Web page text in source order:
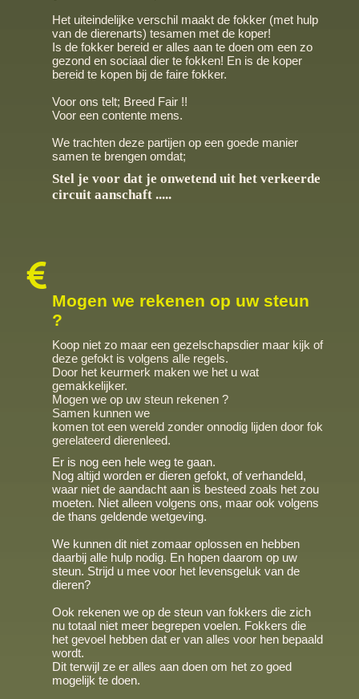
Het uiteindelijke verschil maakt de fokker (met hulp
van de dierenarts) tesamen met de koper!
Is de fokker bereid er alles aan te doen om een zo
gezond en sociaal dier te fokken! En is de koper
bereid te kopen bij de faire fokker.
Voor ons telt; Breed Fair !!
Voor een contente mens.
We trachten deze partijen op een goede manier
samen te brengen omdat;
Stel je voor dat je onwetend uit het verkeerde
circuit aanschaft .....
Mogen we rekenen op uw steun
?
Koop niet zo maar een gezelschapsdier maar kijk of
deze gefokt is volgens alle regels.
Door het keurmerk maken we het u wat
gemakkelijker.
Mogen we op uw steun rekenen ?
Samen kunnen we
komen tot een wereld zonder onnodig lijden door fok
gerelateerd dierenleed.
Er is nog een hele weg te gaan.
Nog altijd worden er dieren gefokt, of verhandeld,
waar niet de aandacht aan is besteed zoals het zou
moeten. Niet alleen volgens ons, maar ook volgens
de thans geldende wetgeving.
We kunnen dit niet zomaar oplossen en hebben
daarbij alle hulp nodig. En hopen daarom op uw
steun. Strijd u mee voor het levensgeluk van de
dieren?
Ook rekenen we op de steun van fokkers die zich
nu totaal niet meer begrepen voelen. Fokkers die
het gevoel hebben dat er van alles voor hen bepaald
wordt.
Dit terwijl ze er alles aan doen om het zo goed
mogelijk te doen.